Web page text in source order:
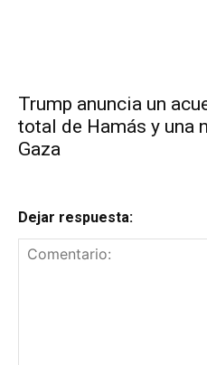
Trump anuncia un
total de Hamás y una
Gaza
Dejar respuesta: